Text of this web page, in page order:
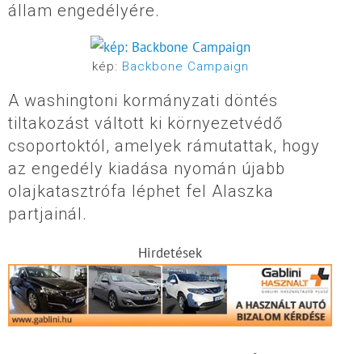
állam engedélyére.
kép: Backbone Campaign
A washingtoni kormányzati döntés
tiltakozást váltott ki környezetvédő
csoportoktól, amelyek rámutattak, hogy
az engedély kiadása nyomán újabb
olajkatasztrófa léphet fel Alaszka
partjainál.
Hirdetések